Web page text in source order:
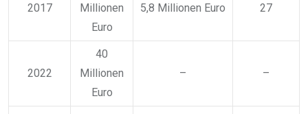
2017
Millionen
Euro
5,8 Millionen Euro 27
2022
40
Millionen
Euro
– –